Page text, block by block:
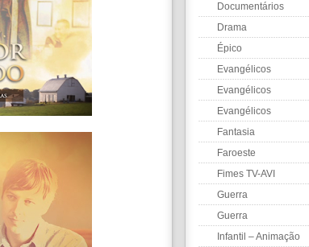
Documentários
Drama
Épico
Evangélicos
Evangélicos
Evangélicos
Fantasia
Faroeste
Fimes TV-AVI
Guerra
Guerra
Infantil – Animação